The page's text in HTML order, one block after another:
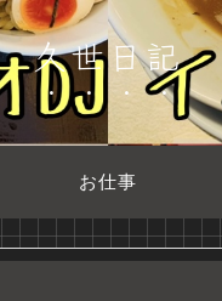
久世日記
お仕事